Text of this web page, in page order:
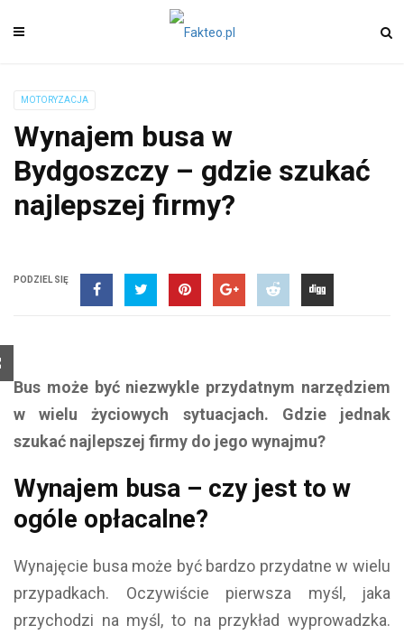
MOTORYZACJA
Wynajem busa w
Bydgoszczy – gdzie szukać
najlepszej firmy?
PODZIEL SIĘ
Bus może być niezwykle przydatnym narzędziem
w wielu życiowych sytuacjach. Gdzie jednak
szukać najlepszej firmy do jego wynajmu?
Wynajem busa – czy jest to w
ogóle opłacalne?
Wynajęcie busa może być bardzo przydatne w wielu
przypadkach. Oczywiście pierwsza myśl, jaka
przychodzi na myśl, to na przykład wyprowadzka.